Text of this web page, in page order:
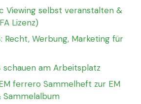
Viewing selbst veranstalten &
Lizenz)
Recht, Werbung, Marketing für
schauen am Arbeitsplatz
ferrero Sammelheft zur EM